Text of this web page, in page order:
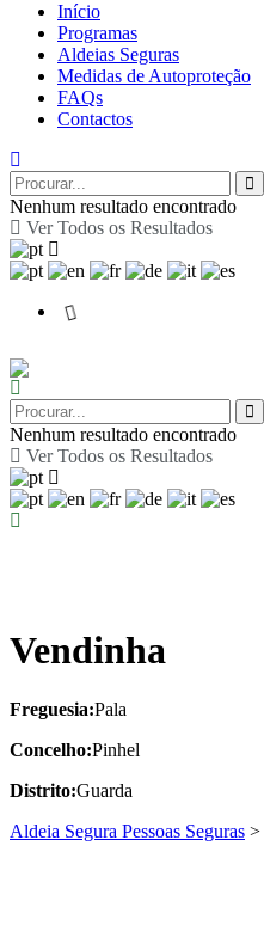
Início
Programas
Aldeias Seguras
Medidas de Autoproteção
FAQs
Contactos
Nenhum resultado encontrado
Ver Todos os Resultados
Nenhum resultado encontrado
Ver Todos os Resultados
Vendinha
Freguesia:Pala
Concelho:Pinhel
Distrito:Guarda
Aldeia Segura Pessoas Seguras >